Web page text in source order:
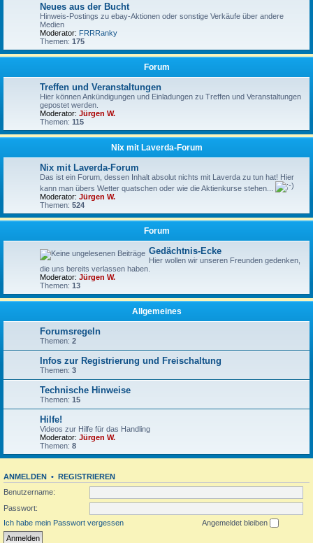
Neues aus der Bucht
Hinweis-Postings zu ebay-Aktionen oder sonstige Verkäufe über andere
Medien
Moderator: FRRRanky
Themen: 175
Forum
Treffen und Veranstaltungen
Hier können Ankündigungen und Einladungen zu Treffen und Veranstaltungen
gepostet werden.
Moderator: Jürgen W.
Themen: 115
Nix mit Laverda-Forum
Nix mit Laverda-Forum
Das ist ein Forum, dessen Inhalt absolut nichts mit Laverda zu tun hat! Hier
kann man übers Wetter quatschen oder wie die Aktienkurse stehen...
Moderator: Jürgen W.
Themen: 524
Forum
Gedächtnis-Ecke
Hier wollen wir unseren Freunden gedenken,
die uns bereits verlassen haben.
Moderator: Jürgen W.
Themen: 13
Allgemeines
Forumsregeln
Themen: 2
Infos zur Registrierung und Freischaltung
Themen: 3
Technische Hinweise
Themen: 15
Hilfe!
Videos zur Hilfe für das Handling
Moderator: Jürgen W.
Themen: 8
ANMELDEN • REGISTRIEREN
Benutzername:
Passwort:
Ich habe mein Passwort vergessen
Angemeldet bleiben